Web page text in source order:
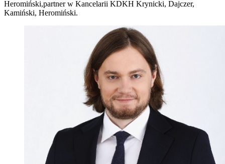
Heromiński,partner w Kancelarii KDKH Krynicki, Dajczer,
Kamiński, Heromiński.